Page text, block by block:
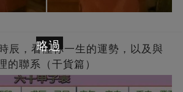
辰，看懂你一生的運勢，以及與
的聯系（干貨篇）
略過